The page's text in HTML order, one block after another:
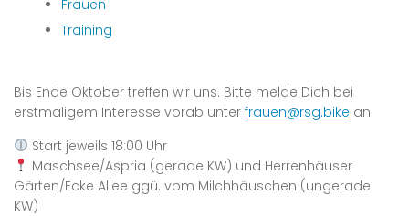
Frauen
Training
Bis Ende Oktober treffen wir uns. Bitte melde Dich bei
erstmaligem Interesse vorab unter frauen@rsg.bike an.
Start jeweils 18:00 Uhr
Maschsee/Aspria (gerade KW) und Herrenhäuser
Gärten/Ecke Allee ggü. vom Milchhäuschen (ungerade
KW)